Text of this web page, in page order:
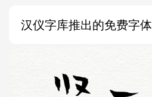
汉仪字库推出的免费字体